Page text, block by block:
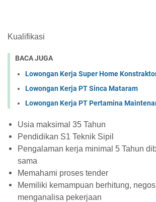
Kualifikasi
BACA JUGA
Lowongan Kerja Super Home
Lowongan Kerja PT Sinca Mataram
Lowongan Kerja PT Pertamina
Usia maksimal 35 Tahun
Pendidikan S1 Teknik Sipil
Pengalaman kerja minimal 5 Tahun
sama
Memahami proses tender
Memiliki kemampuan berhitung,
menganalisa pekerjaan